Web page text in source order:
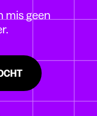
mis geen